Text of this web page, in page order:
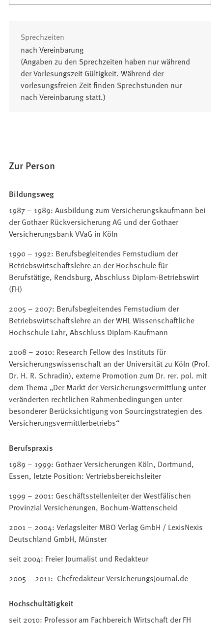
Sprechzeiten
nach Vereinbarung
(Angaben zu den Sprechzeiten haben nur während
der Vorlesungszeit Gültigkeit. Während der
vorlesungsfreien Zeit finden Sprechstunden nur
nach Vereinbarung statt.)
Zur Person
Bildungsweg
1987 – 1989: Ausbildung zum Versicherungskaufmann bei
der Gothaer Rückversicherung AG und der Gothaer
Versicherungsbank VVaG in Köln
1990 – 1992: Berufsbegleitendes Fernstudium der
Betriebswirtschaftslehre an der Hochschule für
Berufstätige, Rendsburg, Abschluss Diplom-Betriebswirt
(FH)
2005 – 2007: Berufsbegleitendes Fernstudium der
Betriebswirtschaftslehre an der WHL Wissenschaftliche
Hochschule Lahr, Abschluss Diplom-Kaufmann
2008 – 2010: Research Fellow des Instituts für
Versicherungswissenschaft an der Universität zu Köln (Prof.
Dr. H. R. Schradin), externe Promotion zum Dr. rer. pol. mit
dem Thema „Der Markt der Versicherungsvermittlung unter
veränderten rechtlichen Rahmenbedingungen unter
besonderer Berücksichtigung von Sourcingstrategien des
Versicherungsvermittlerbetriebs“
Berufspraxis
1989 – 1999: Gothaer Versicherungen Köln, Dortmund,
Essen, letzte Position: Vertriebsbereichsleiter
1999 – 2001: Geschäftsstellenleiter der Westfälischen
Provinzial Versicherungen, Bochum-Wattenscheid
2001 – 2004: Verlagsleiter MBO Verlag GmbH / LexisNexis
Deutschland GmbH, Münster
seit 2004: Freier Journalist und Redakteur
2005 – 2011: Chefredakteur VersicherungsJournal.de
Hochschultätigkeit
seit 2010: Professor am Fachbereich Wirtschaft der FH